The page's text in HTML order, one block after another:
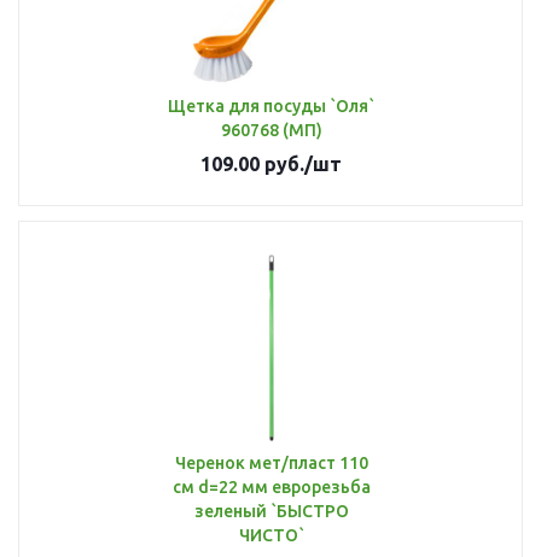
Щетка для посуды `Оля`
960768 (МП)
109.00 руб./шт
Черенок мет/пласт 110
см d=22 мм еврорезьба
зеленый `БЫСТРО
ЧИСТО`